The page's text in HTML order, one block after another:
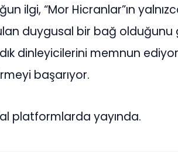
ilgi, “Mor Hicranlar”ın
duygusal bir bağ olduğunu
dinleyicilerini memnun
başarıyor.
platformlarda yayında.